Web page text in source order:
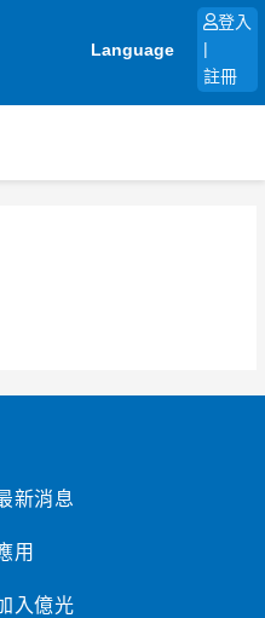
Language
登入
註冊
新消息
用
入億光